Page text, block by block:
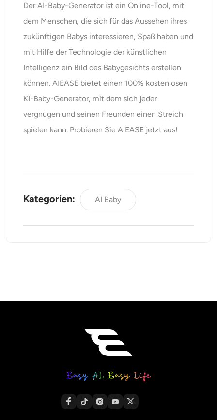
Der AI-Baby-Generator ist ein Online-Tool, mit
dem Menschen, die sich für das Aussehen ihres
zukünftigen Babys interessieren, Spaß haben und
mit Hilfe der Technologie der künstlichen
Intelligenz ein Bild des Babygesichts erstellen
können. AIEASE bietet einen 100% kostenlosen
KI-Baby-Generator, mit dem sich jeder
vergnügen und seinen Freunden einen Streich
spielen kann. Probieren Sie AIEASE jetzt aus!
Kategorien: AI Baby